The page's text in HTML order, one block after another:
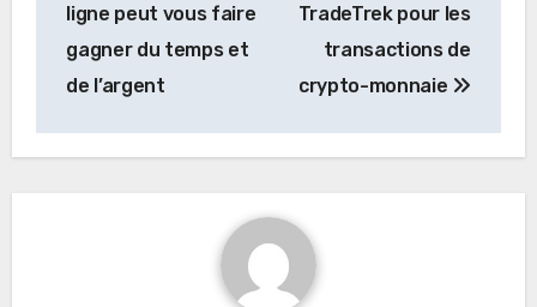
ligne peut vous faire
gagner du temps et
de l’argent
TradeTrek pour les
transactions de
crypto-monnaie